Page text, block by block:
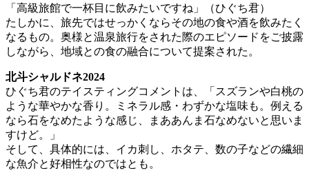
「高級旅館で一杯目に飲みたいですね」（ひぐち君）
たしかに、旅先ではせっかくならその地の食や酒を飲みたく
なるもの。奥様と温泉旅行をされた際のエピソードをご披露
しながら、地域との食の融合について提案された。
北斗シャルドネ2024
ひぐち君のテイスティングコメントは、「スズランや白桃の
ような華やかな香り。ミネラル感・わずかな塩味も。例える
なら石をなめたような感じ、まああんま石なめないと思いま
すけど。」
そして、具体的には、イカ刺し、ホタテ、数の子などの繊細
な魚介と好相性なのではとも。